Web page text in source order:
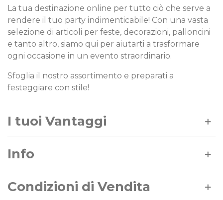
La tua destinazione online per tutto ciò che serve a
rendere il tuo party indimenticabile! Con una vasta
selezione di articoli per feste, decorazioni, palloncini
e tanto altro, siamo qui per aiutarti a trasformare
ogni occasione in un evento straordinario.
Sfoglia il nostro assortimento e preparati a
festeggiare con stile!
I tuoi Vantaggi
Info
Condizioni di Vendita